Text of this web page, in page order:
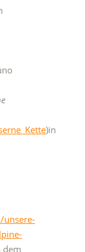
)in
unsere-
dem